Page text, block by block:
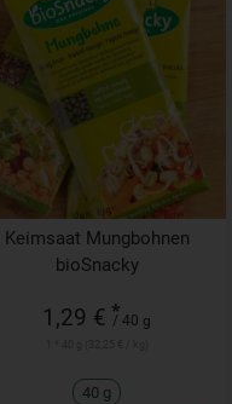
Keimsaat Mungbohnen
bioSnacky
1,29 € *
/ 40 g
40 g